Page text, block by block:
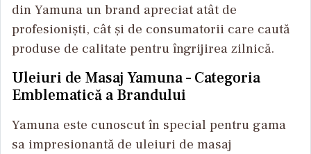
din Yamuna un brand apreciat atât de
profesioniști, cât și de consumatorii care caută
produse de calitate pentru îngrijirea zilnică.
Uleiuri de Masaj Yamuna – Categoria
Emblematică a Brandului
Yamuna este cunoscut în special pentru gama
sa impresionantă de uleiuri de masaj